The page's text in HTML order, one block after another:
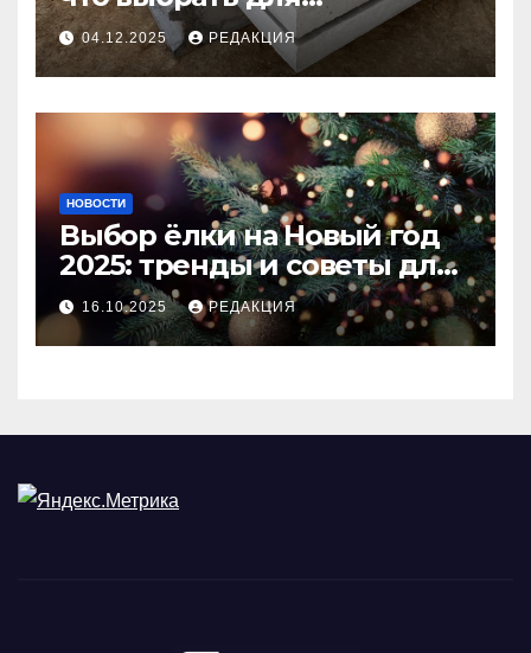
долговечного и прочного
покрытия
04.12.2025 РЕДАКЦИЯ
НОВОСТИ
Выбор ёлки на Новый год
2025: тренды и советы для
идеального праздника
16.10.2025 РЕДАКЦИЯ